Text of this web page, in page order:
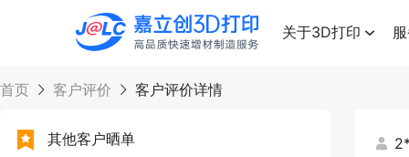
高品质快速增材制造服务
关于3D打印
首页 客户评价 客户评价详情
其他客户晒单